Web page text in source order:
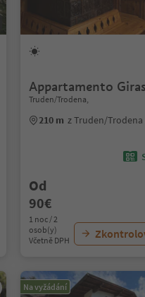
Appartamento
Truden/Trodena,
210 m z Truden/
Od
90€
1 noc / 2
osob(y)
Včetně DPH
Na vyžádání